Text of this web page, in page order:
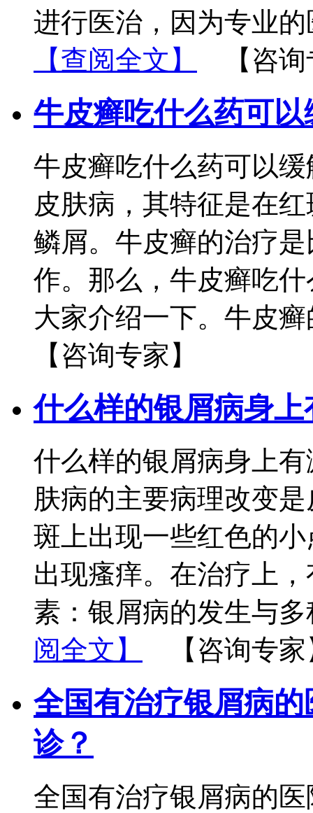
进行医治，因为专业
【查阅全文】
【咨
牛皮癣吃什么药可以
牛皮癣吃什么药可以
皮肤病，其特征是在
鳞屑。牛皮癣的治疗
作。那么，牛皮癣吃
大家介绍一下。牛皮
【咨询专家】
什么样的银屑病身上
什么样的银屑病身上
肤病的主要病理改变
斑上出现一些红色的
出现瘙痒。在治疗上
素：银屑病的发生与
阅全文】
【咨询专
全国有治疗银屑病
诊？
全国有治疗银屑病的